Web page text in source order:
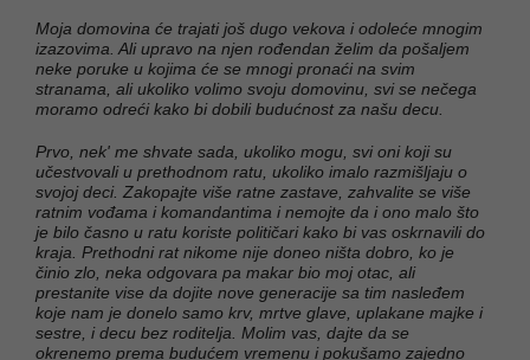
Moja domovina će trajati još dugo vekova i odoleće mnogim
izazovima. Ali upravo na njen rođendan želim da pošaljem
neke poruke u kojima će se mnogi pronaći na svim
stranama, ali ukoliko volimo svoju domovinu, svi se nečega
moramo odreći kako bi dobili budućnost za našu decu.
Prvo, nek' me shvate sada, ukoliko mogu, svi oni koji su
učestvovali u prethodnom ratu, ukoliko imalo razmišljaju o
svojoj deci. Zakopajte više ratne zastave, zahvalite se više
ratnim vođama i komandantima i nemojte da i ono malo što
je bilo časno u ratu koriste političari kako bi vas oskrnavili do
kraja. Prethodni rat nikome nije doneo ništa dobro, ko je
činio zlo, neka odgovara pa makar bio moj otac, ali
prestanite vise da dojite nove generacije sa tim nasleđem
koje nam je donelo samo krv, mrtve glave, uplakane majke i
sestre, i decu bez roditelja. Molim vas, dajte da se
okrenemo prema budućem vremenu i pokušamo zajedno